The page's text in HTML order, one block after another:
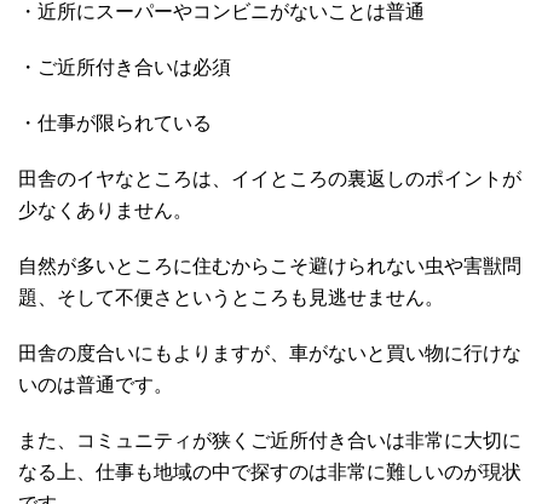
・近所にスーパーやコンビニがないことは普通
・ご近所付き合いは必須
・仕事が限られている
田舎のイヤなところは、イイところの裏返しのポイントが
少なくありません。
自然が多いところに住むからこそ避けられない虫や害獣問
題、そして不便さというところも見逃せません。
田舎の度合いにもよりますが、車がないと買い物に行けな
いのは普通です。
また、コミュニティが狭くご近所付き合いは非常に大切に
なる上、仕事も地域の中で探すのは非常に難しいのが現状